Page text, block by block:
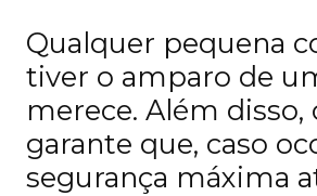
Qualquer pequena
tiver o amparo de
merece. Além
garante que, caso
segurança máxima